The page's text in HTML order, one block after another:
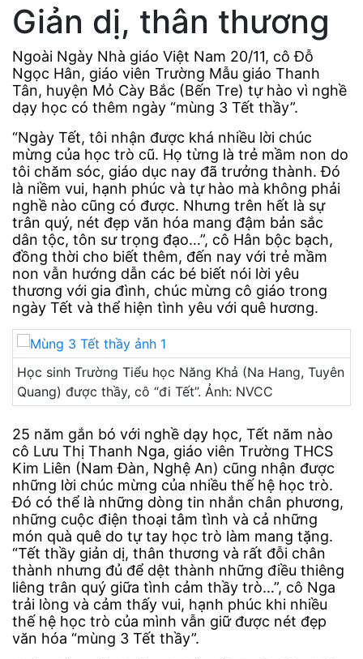
Giản dị, thân thương
Ngoài Ngày Nhà giáo Việt Nam 20/11, cô Đỗ
Ngọc Hân, giáo viên Trường Mẫu giáo Thanh
Tân, huyện Mỏ Cày Bắc (Bến Tre) tự hào vì nghề
dạy học có thêm ngày “mùng 3 Tết thầy”.
“Ngày Tết, tôi nhận được khá nhiều lời chúc
mừng của học trò cũ. Họ từng là trẻ mầm non do
tôi chăm sóc, giáo dục nay đã trưởng thành. Đó
là niềm vui, hạnh phúc và tự hào mà không phải
nghề nào cũng có được. Nhưng trên hết là sự
trân quý, nét đẹp văn hóa mang đậm bản sắc
dân tộc, tôn sư trọng đạo…”, cô Hân bộc bạch,
đồng thời cho biết thêm, đến nay với trẻ mầm
non vẫn hướng dẫn các bé biết nói lời yêu
thương với gia đình, chúc mừng cô giáo trong
ngày Tết và thể hiện tình yêu với quê hương.
Học sinh Trường Tiểu học Năng Khả (Na Hang, Tuyên
Quang) được thầy, cô “đi Tết”. Ảnh: NVCC
25 năm gắn bó với nghề dạy học, Tết năm nào
cô Lưu Thị Thanh Nga, giáo viên Trường THCS
Kim Liên (Nam Đàn, Nghệ An) cũng nhận được
những lời chúc mừng của nhiều thế hệ học trò.
Đó có thể là những dòng tin nhắn chân phương,
những cuộc điện thoại tâm tình và cả những
món quà quê do tự tay học trò làm mang tặng.
“Tết thầy giản dị, thân thương và rất đỗi chân
thành nhưng đủ để dệt thành những điều thiêng
liêng trân quý giữa tình cảm thầy trò…”, cô Nga
trải lòng và cảm thấy vui, hạnh phúc khi nhiều
thế hệ học trò của mình vẫn giữ được nét đẹp
văn hóa “mùng 3 Tết thầy”.